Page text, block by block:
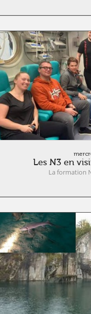
Les N3 en
La formation